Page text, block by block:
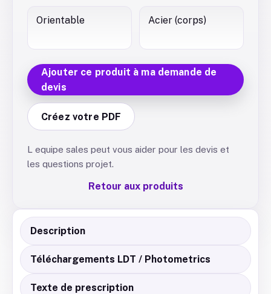
Orientable Acier (corps)
Ajouter ce produit à ma demande de
devis
Créez votre PDF
L equipe sales peut vous aider pour les devis et
les questions projet.
Retour aux produits
Description
Téléchargements LDT / Photometrics
Texte de prescription